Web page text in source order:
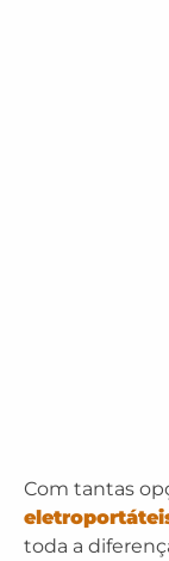
Com tantas
toda a